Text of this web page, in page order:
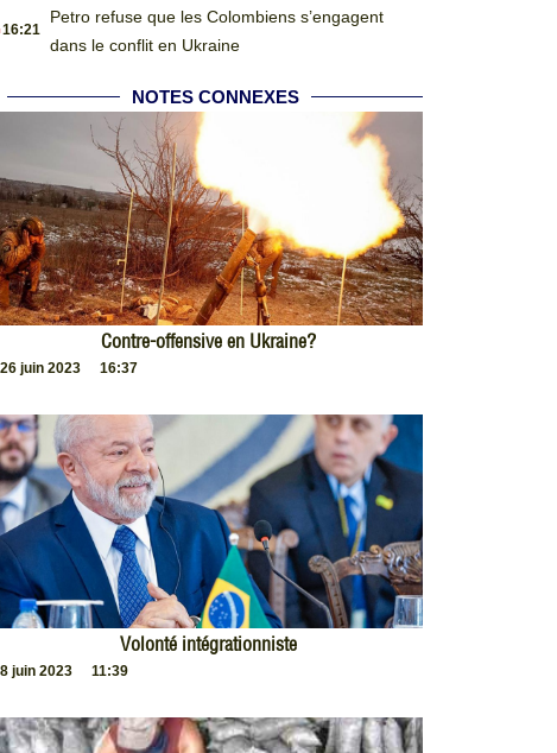
16:21
Petro refuse que les Colombiens s’engagent
dans le conflit en Ukraine
NOTES CONNEXES
Contre-offensive en Ukraine?
26 juin 2023 16:37
Volonté intégrationniste
8 juin 2023 11:39